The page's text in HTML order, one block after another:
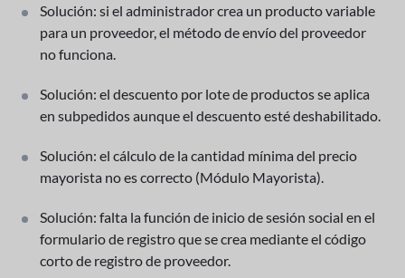
Solución: si el administrador crea un producto variable
para un proveedor, el método de envío del proveedor
no funciona.
Solución: el descuento por lote de productos se aplica
en subpedidos aunque el descuento esté deshabilitado.
Solución: el cálculo de la cantidad mínima del precio
mayorista no es correcto (Módulo Mayorista).
Solución: falta la función de inicio de sesión social en el
formulario de registro que se crea mediante el código
corto de registro de proveedor.